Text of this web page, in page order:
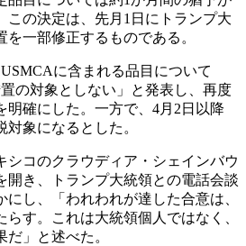
この決定は、先月1日にトランプ大
一部修正するものである。
に含まれる品目について
置の対象としない」と発表し、再度
明確にした。一方で、4月2日以降
象になるとした。
シコのクラウディア・シェインバウ
開き、トランプ大統領との電話会談
し、「われわれが達した合意は、
す。これは大統領個人ではなく、
だ」と述べた。